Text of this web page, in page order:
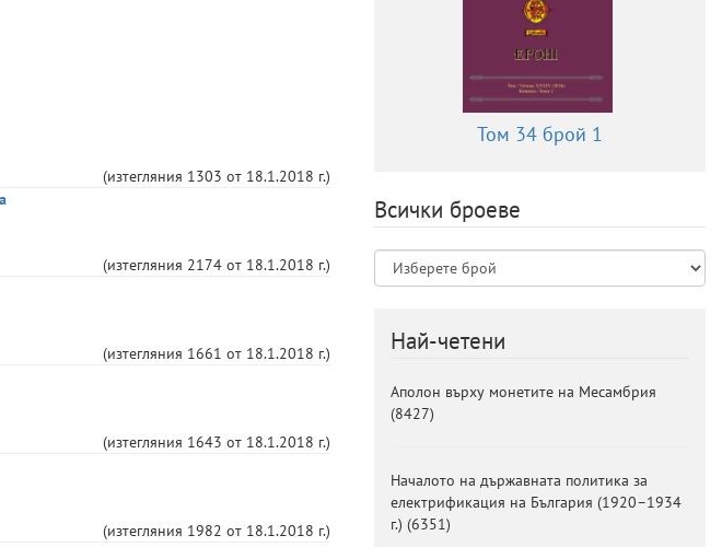
(изтегляния 1303 от 18.1.2018 г.)
(изтегляния 2174от 18.1.2018 г.)
(изтегляния 1661 от 18.1.2018 г.)
(изтегляния 1643 от 18.1.2018 г.)
(изтегляния 1982 от 18.1.2018 г.)
Том 34 брой 1
Всички броеве
Най-четени
Аполон върху монетите на Месамбрия
(8427)
Началото на държавната политика за
електрификация на България (1920–1934
г.) (6351)